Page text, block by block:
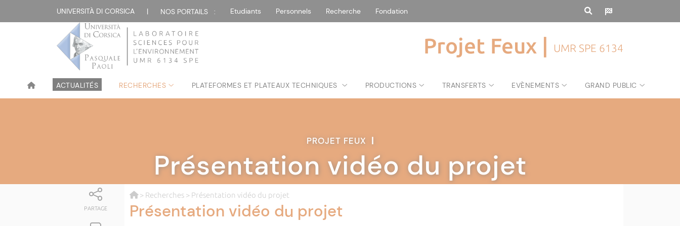
UNIVERSITÀ DI CORSICA | NOS PORTAILS : Etudiants Personnels Recherche Fondation
Projet Feux | UMR SPE 6134
ACTUALITÉS RECHERCHES PLATEFORMES ET PLATEAUX TECHNIQUES PRODUCTIONS TRANSFERTS EVÈNEMENTS GRAND PUBLIC
PROJET FEUX |
Présentation vidéo du projet
PARTAGE
> Recherches > Présentation vidéo du projet
Présentation vidéo du projet